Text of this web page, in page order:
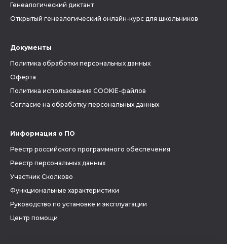
Генеалогический диктант
Открытый генеалогический онлайн-курс для школьников
Документы
Политика обработки персональных данных
Оферта
Политика использования COOKIE-файлов
Согласие на обработку персональных данных
Информация о ПО
Реестр российского программного обеспечения
Реестр персональных данных
Участник Сколково
Функциональные характеристики
Руководство по установке и эксплуатации
Центр помощи